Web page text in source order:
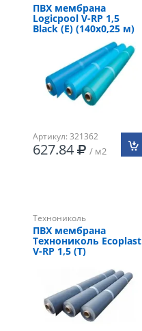
ПВХ мембрана
Logicpool V-RP 1,5
Black (E) (140х0,25 м)
Артикул: 321362
627.84 / м2
Технониколь
ПВХ мембрана
Технониколь Ecoplast
V-RP 1,5 (Т)